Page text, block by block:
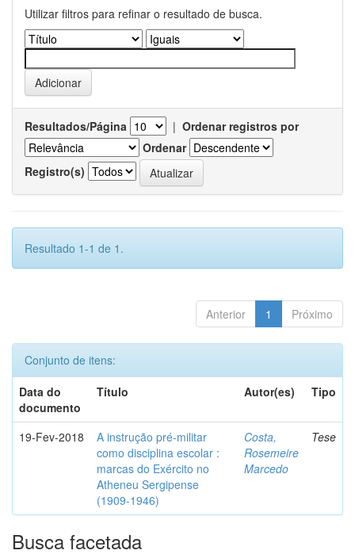
Utilizar filtros para refinar o resultado de busca.
Resultados/Página | Ordenar registros por
Ordenar
Registro(s)
Resultado 1-1 de 1.
Anterior 1 Próximo
Conjunto de itens:
Data do
documento
Título Autor(es) Tipo
19-Fev-2018
A instrução pré-militar
como disciplina escolar :
marcas do Exército no
Atheneu Sergipense
(1909-1946)
Costa,
Rosemeire
Marcedo
Tese
Busca facetada